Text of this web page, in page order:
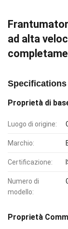
ad alta
Specifications
Proprietà di
Luogo di origine:
Marchio:
Certificazione:
Numero di
modello:
Proprietà